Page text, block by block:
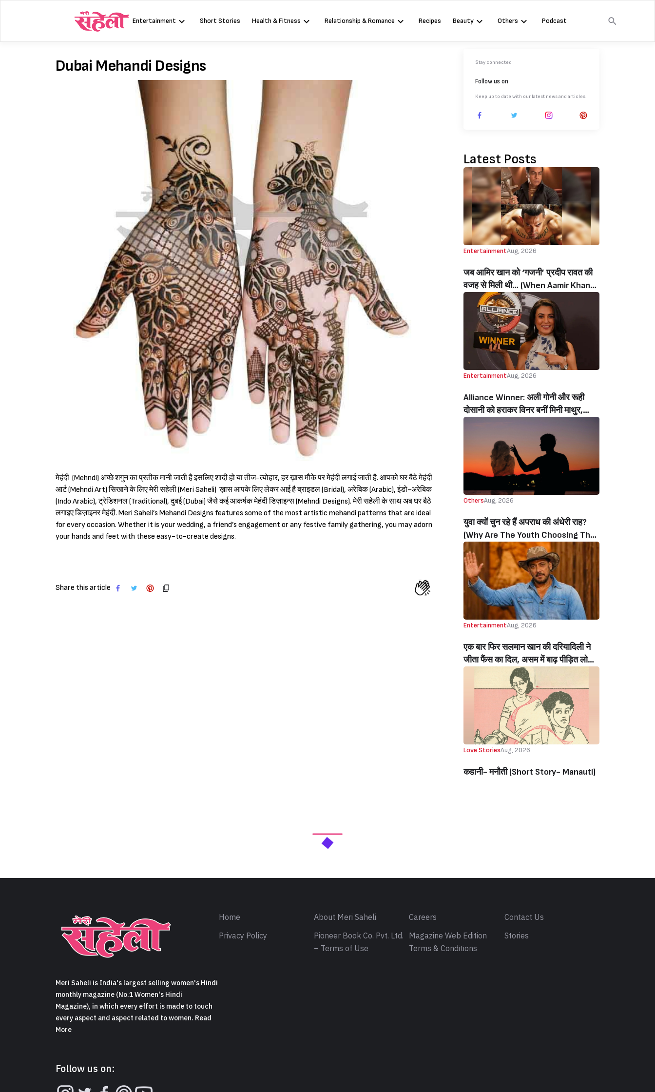
Sign in
Entertainment Short Stories Health & Fitness Relationship & Romance Recipes Beauty Others Podcast
Dubai Mehandi Designs
मेहंदी (Mehndi) अच्छे शगुन का प्रतीक मानी जाती है इसलिए शादी हो या तीज-त्योहार, हर ख़ास मौके पर मेहंदी लगाई जाती है. आपको घर बैठे मेहंदी
आर्ट (Mehndi Art) सिखाने के लिए मेरी सहेली (Meri Saheli) ख़ास आपके लिए लेकर आई है ब्राइडल (Bridal), अरेबिक (Arabic), इंडो-अरेबिक
(Indo Arabic), ट्रेडिशनल (Traditional), दुबई (Dubai) जैसे कई आकर्षक मेहंदी डिज़ाइन्स (Mehndi Designs). मेरी सहेली के साथ अब घर बैठे
लगाइए डिज़ाइनर मेहंदी. Meri Saheli’s Mehandi Designs features some of the most artistic mehandi patterns that are ideal
for every occasion. Whether it is your wedding, a friend’s engagement or any festive family gathering, you may adorn
your hands and feet with these easy-to-create designs.
Share this article
Stay connected
Follow us on
Keep up to date with our latest news and articles.
Latest Posts
EntertainmentAug, 2026
जब आमिर खान को ‘गजनी’ प्रदीप रावत की
वजह से मिली थी… (When Aamir Khan
Got ‘Ghajini’ Because Of Pradeep
Rawat)
EntertainmentAug, 2026
Alliance Winner: अली गोनी और रूही
दोसानी को हराकर विनर बनीं मिनी माथुर,
इनाम में मिले 50 लाख रुपये और चमचमाती ही
ट्रॉफी (Mini Mathur Lifts Trophy
Beats Aly Goni And Ruhee Dosani)
OthersAug, 2026
युवा क्यों चुन रहे हैं अपराध की अंधेरी राह?
(Why Are The Youth Choosing The
Dark Path Of Crime?)
EntertainmentAug, 2026
एक बार फिर सलमान खान की दरियादिली ने
जीता फैंस का दिल, असम में बाढ़ पीड़ित लोगों
की मदद के लिए सलमान ने मिलाया NGO से
हाथ, बेघर लोगों के लिए बनवाएंगे 500 घर
(Salman Khan In Collaboration With
An NGO Will Builds Homes For 500
Flood Affected People In Assam)
Love StoriesAug, 2026
कहानी- मनौती (Short Story- Manauti)
Meri Saheli is India's largest selling women's Hindi
monthly magazine (No.1 Women's Hindi
Magazine), in which every effort is made to touch
every aspect and aspect related to women. Read
More
Follow us on:
Home About Meri Saheli Careers
Contact Us
Privacy Policy
Pioneer Book Co. Pvt. Ltd.
– Terms of Use
Magazine Web Edition
Terms & Conditions
Stories